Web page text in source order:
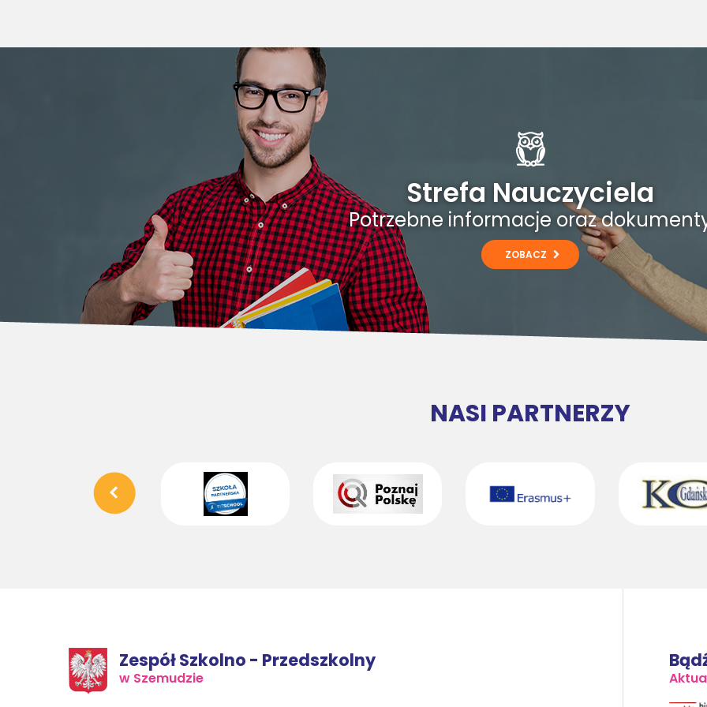
Strefa Nauczyciela
Potrzebne informacje oraz
ZOBACZ
NASI PARTNERZY
Zespół Szkolno - Przedszkolny
w Szemudzie